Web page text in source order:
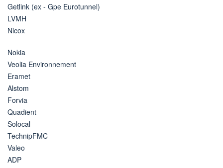
Getlink (ex - Gpe Eurotunnel)
LVMH
Nicox
Nokia
Veolia Environnement
Eramet
Alstom
Forvia
Quadient
Solocal
TechnipFMC
Valeo
ADP